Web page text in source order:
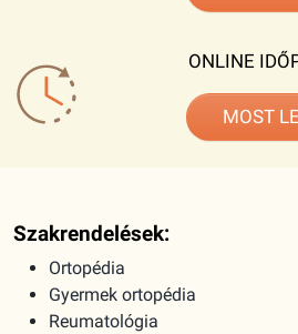
ONLINE
MOST
Szakrendelések:
Ortopédia
Gyermek ortopédia
Reumatológia